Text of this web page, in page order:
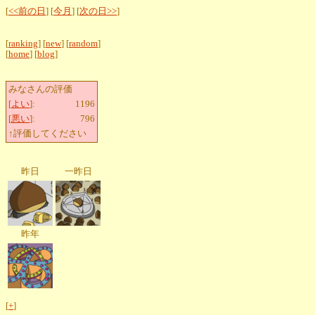
[<<前の日 ] [今月 ] [次の日>>]
[ranking] [new] [random]
[home] [blog]
みなさんの評価
[よい]:
1196
[悪い]:
796
↑評価してください
昨日 一昨日
昨年
[+]